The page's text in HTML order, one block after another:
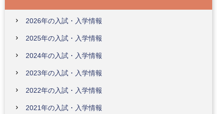
2026年の入試・入学情報
2025年の入試・入学情報
2024年の入試・入学情報
2023年の入試・入学情報
2022年の入試・入学情報
2021年の入試・入学情報